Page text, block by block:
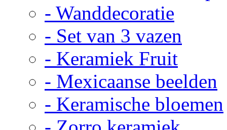
- Wanddecoratie
- Set van 3 vazen
- Keramiek Fruit
- Mexicaanse beelden
- Keramische bloemen